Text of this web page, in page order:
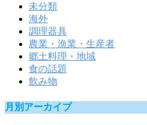
未分類
海外
調理器具
農業・漁業・生産者
郷土料理・地域
食の話題
飲み物
月別アーカイブ